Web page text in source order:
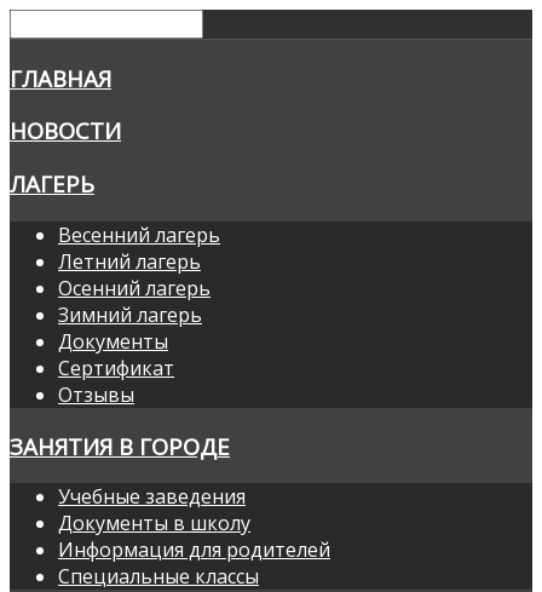
ГЛАВНАЯ
НОВОСТИ
ЛАГЕРЬ
Весенний лагерь
Летний лагерь
Осенний лагерь
Зимний лагерь
Документы
Сертификат
Отзывы
ЗАНЯТИЯ В ГОРОДЕ
Учебные заведения
Документы в школу
Информация для родителей
Специальные классы